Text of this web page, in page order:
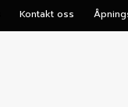
Kontakt oss